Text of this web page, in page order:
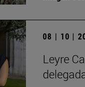
08 | 10 |
Leyre